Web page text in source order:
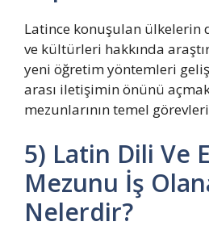
Latince konuşulan ülkelerin
ve kültürleri hakkında
yeni öğretim yöntemleri
arası iletişimin önünü
mezunlarının temel
5) Latin Dili Ve
Mezunu İş
Nelerdir?